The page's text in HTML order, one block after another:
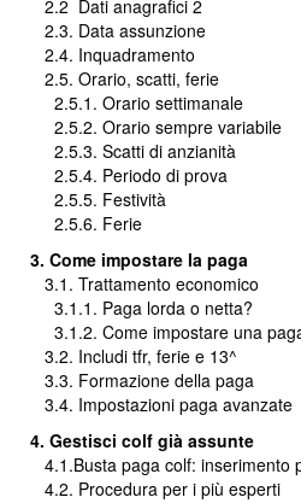
2.2 Dati anagrafici 2
2.3. Data assunzione
2.4. Inquadramento
2.5. Orario, scatti, ferie
2.5.1. Orario settimanale
2.5.2. Orario sempre variabile
2.5.3. Scatti di anzianità
2.5.4. Periodo di prova
2.5.5. Festività
2.5.6. Ferie
3. Come impostare la paga
3.1. Trattamento economico
3.1.1. Paga lorda o netta?
3.1.2. Come impostare una
3.2. Includi tfr, ferie e 13^
3.3. Formazione della paga
3.4. Impostazioni paga avanzate
4. Gestisci colf già assunte
4.1.Busta paga colf: inserimento
4.2. Procedura per i più esperti